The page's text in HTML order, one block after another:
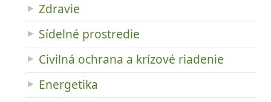
Zdravie
Sídelné prostredie
Civilná ochrana a krízové riadenie
Energetika